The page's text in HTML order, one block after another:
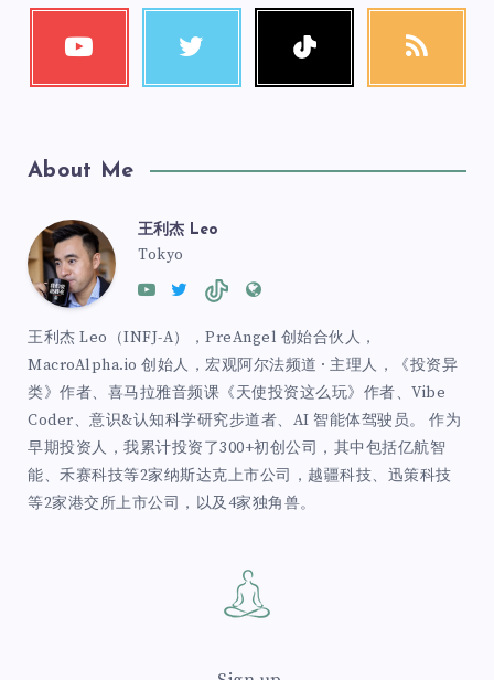
About Me
王利杰 Leo
Tokyo
王利杰 Leo（INFJ-A），PreAngel 创始合伙人，
MacroAlpha.io 创始人，宏观阿尔法频道 · 主理人，《投资异
类》作者、喜马拉雅音频课《天使投资这么玩》作者、Vibe
Coder、意识&认知科学研究步道者、AI 智能体驾驶员。 作为
早期投资人，我累计投资了300+初创公司，其中包括亿航智
能、禾赛科技等2家纳斯达克上市公司，越疆科技、迅策科技
等2家港交所上市公司，以及4家独角兽。